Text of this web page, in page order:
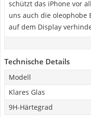
schützt das iPhone vor
uns auch die oleophobe
auf dem Display
Technische Details
Modell
Klares Glas
9H-Härtegrad